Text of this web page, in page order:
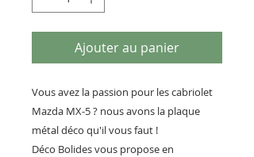
Ajouter au panier
Vous avez la passion pour les cabriolet
Mazda MX-5 ? nous avons la plaque
métal déco qu'il vous faut !
Déco Bolides vous propose en